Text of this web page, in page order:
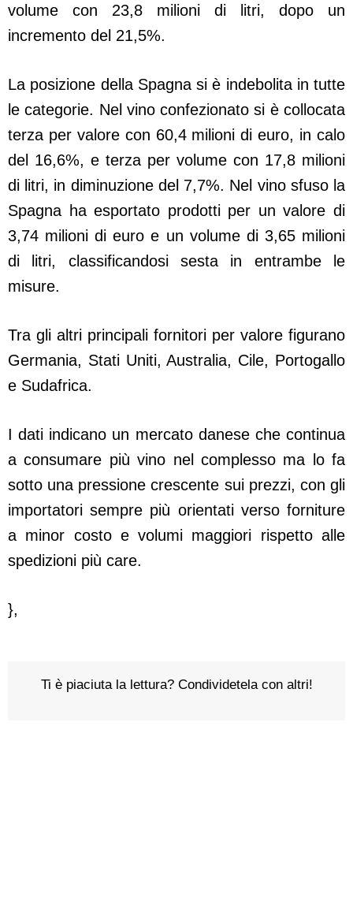
volume con 23,8 milioni di litri, dopo un
incremento del 21,5%.
La posizione della Spagna si è indebolita in tutte
le categorie. Nel vino confezionato si è collocata
terza per valore con 60,4 milioni di euro, in calo
del 16,6%, e terza per volume con 17,8 milioni
di litri, in diminuzione del 7,7%. Nel vino sfuso la
Spagna ha esportato prodotti per un valore di
3,74 milioni di euro e un volume di 3,65 milioni
di litri, classificandosi sesta in entrambe le
misure.
Tra gli altri principali fornitori per valore figurano
Germania, Stati Uniti, Australia, Cile, Portogallo
e Sudafrica.
I dati indicano un mercato danese che continua
a consumare più vino nel complesso ma lo fa
sotto una pressione crescente sui prezzi, con gli
importatori sempre più orientati verso forniture
a minor costo e volumi maggiori rispetto alle
spedizioni più care.
},
Ti è piaciuta la lettura? Condividetela con altri!